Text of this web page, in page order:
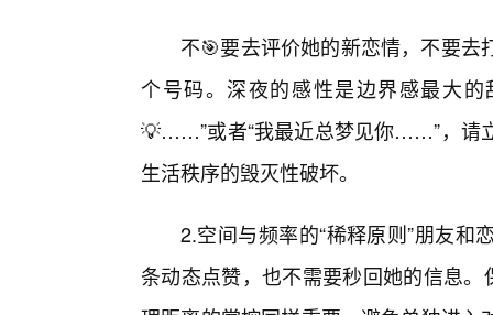
不🎯要去评价她的新恋情，不要
个号码。深夜的感性是边界感最大
💡……”或者“我最近总梦见你……”，请
生活秩序的毁灭性破坏。
2.空间与频率的“稀释原则”朋友和
条动态点赞，也不需要秒回她的信息